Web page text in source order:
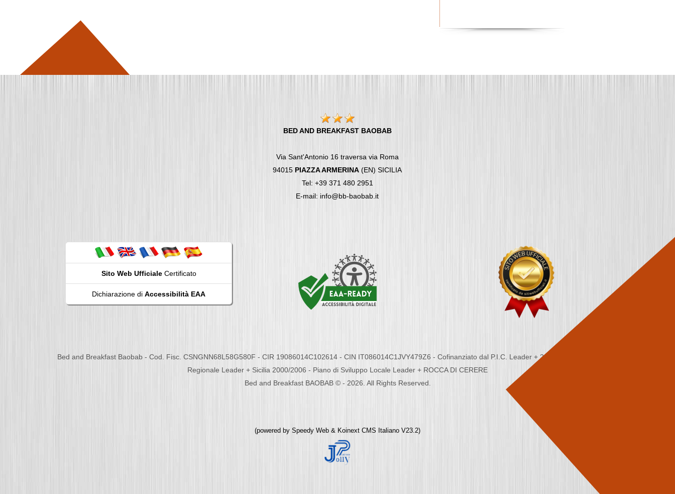
BED AND BREAKFAST BAOBAB
Via Sant'Antonio 16 traversa via Roma
94015 PIAZZA ARMERINA (EN) SICILIA
Tel: +39 371 480 2951
E-mail: info@bb-baobab.it
Sito Web UfficialeCertificato
Dichiarazione di Accessibilità EAA
Bed and Breakfast Baobab - Cod. Fisc. CSNGNN68L58G580F - CIR 19086014C102614 - CIN IT086014C1JVY479Z6 - Cofinanziato dal P.I.C. Leader + 2000/2006 - Programma
Regionale Leader + Sicilia 2000/2006 - Piano di Sviluppo Locale Leader + ROCCA DI CERERE
Bed and Breakfast BAOBAB © - 2026. All Rights Reserved.
(powered by Speedy Web & Koinext CMS Italiano V23.2)